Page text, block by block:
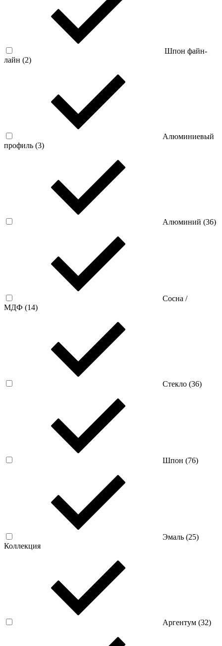
Шпон файн-
лайн (2)
Алюминиевый
профиль (3)
Алюминий (36)
Сосна /
МДФ (14)
Стекло (36)
Шпон (76)
Эмаль (25)
Коллекция
Аргентум (32)